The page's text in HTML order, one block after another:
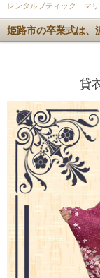
レンタルブティック マリ
姫路市の卒業式は、
貸